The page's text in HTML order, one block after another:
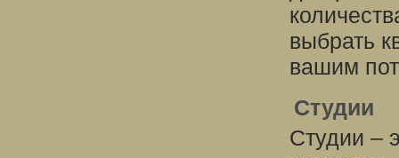
выбрать
вашим
Студии
Студии –